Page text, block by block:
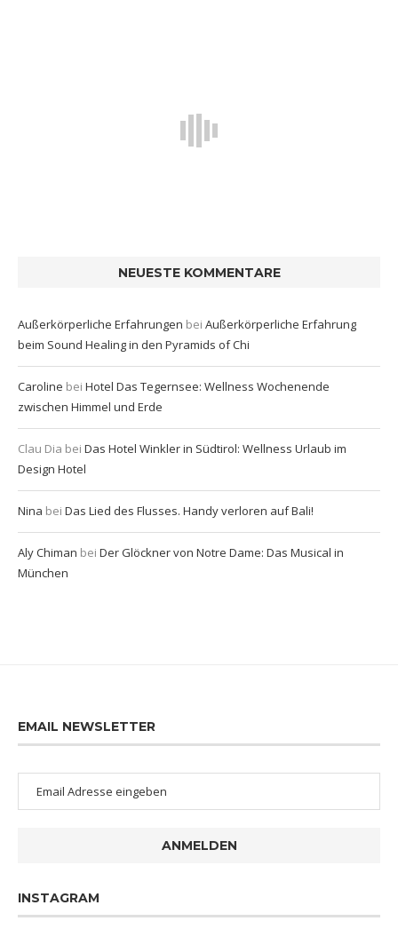
NEUESTE KOMMENTARE
Außerkörperliche Erfahrungen bei Außerkörperliche Erfahrung
beim Sound Healing in den Pyramids of Chi
Caroline bei Hotel Das Tegernsee: Wellness Wochenende
zwischen Himmel und Erde
Clau Dia bei Das Hotel Winkler in Südtirol: Wellness Urlaub im
Design Hotel
Nina bei Das Lied des Flusses. Handy verloren auf Bali!
Aly Chiman bei Der Glöckner von Notre Dame: Das Musical in
München
EMAIL NEWSLETTER
ANMELDEN
INSTAGRAM